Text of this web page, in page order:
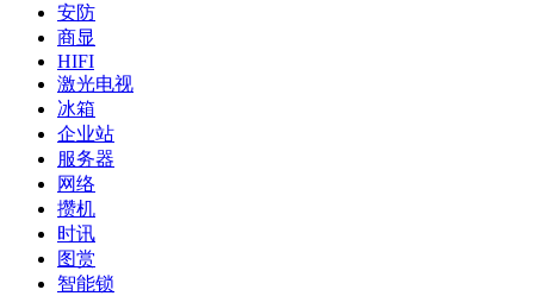
安防
商显
HIFI
激光电视
冰箱
企业站
服务器
网络
攒机
时讯
图赏
智能锁